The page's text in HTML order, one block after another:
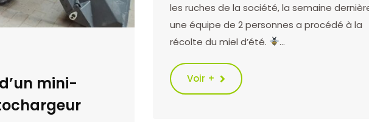
les ruches de la société, la semaine
une équipe de 2 personnes a procédé à la
récolte du miel d’été.
…
Voir +
mini-